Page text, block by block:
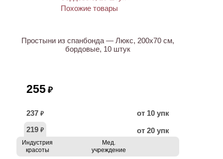
Простыни из спанбонда — Люкс, 200х70 см,
бордовые, 10 штук
255 ₽
237 ₽
от 10 упк
219 ₽ от 20 упк
Индустрия
красоты
Мед.
учреждение